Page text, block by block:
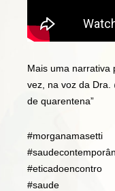
Mais uma narrativa
vez, na voz da Dra.
de quarentena”
#morganamasetti
#eticadoencontro
#saude